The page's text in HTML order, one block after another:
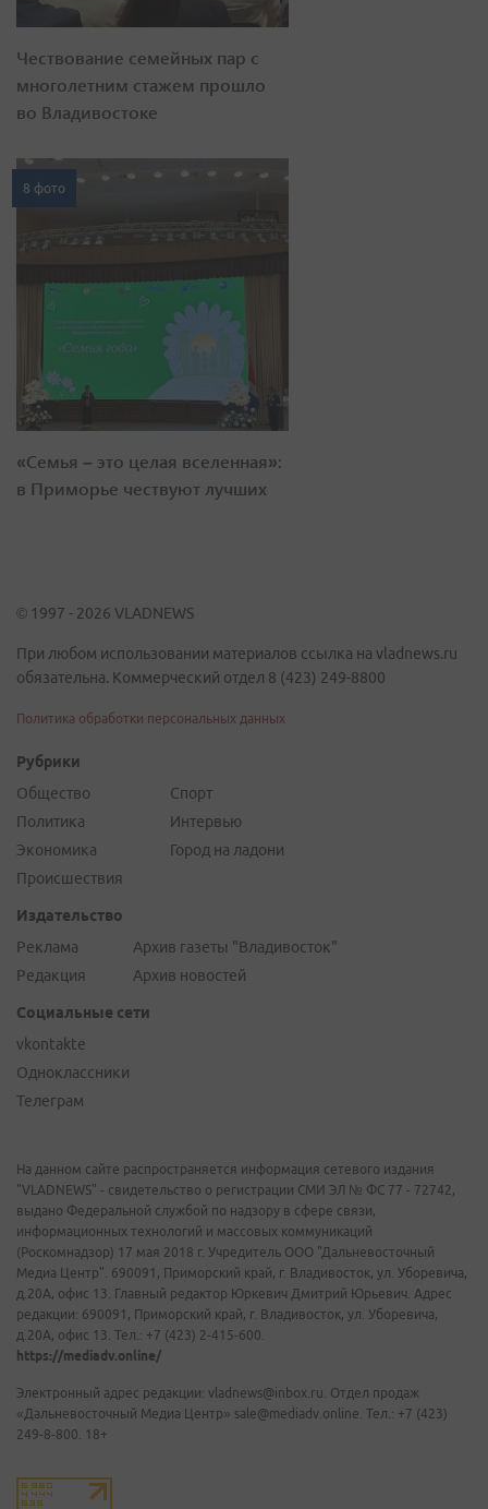
Чествование семейных пар с
многолетним стажем прошло
во Владивостоке
8 фото
«Семья – это целая вселенная»:
в Приморье чествуют лучших
© 1997 - 2026 VLADNEWS
При любом использовании материалов ссылка на vladnews.ru
обязательна. Коммерческий отдел 8 (423) 249-8800
Политика обработки персональных данных
Рубрики
Общество
Политика
Экономика
Происшествия
Спорт
Интервью
Город на ладони
Издательство
Реклама
Редакция
Архив газеты "Владивосток"
Архив новостей
Социальные сети
vkontakte
Одноклассники
Телеграм
На данном сайте распространяется информация сетевого издания
"VLADNEWS" - свидетельство о регистрации СМИ ЭЛ № ФС 77 - 72742,
выдано Федеральной службой по надзору в сфере связи,
информационных технологий и массовых коммуникаций
(Роскомнадзор) 17 мая 2018 г. Учредитель ООО "Дальневосточный
Медиа Центр". 690091, Приморский край, г. Владивосток, ул. Уборевича,
д.20А, офис 13. Главный редактор Юркевич Дмитрий Юрьевич. Адрес
редакции: 690091, Приморский край, г. Владивосток, ул. Уборевича,
д.20А, офис 13. Тел.: +7 (423) 2-415-600.
https://mediadv.online/
Электронный адрес редакции: vladnews@inbox.ru. Отдел продаж
«Дальневосточный Медиа Центр» sale@mediadv.online. Тел.: +7 (423)
249-8-800. 18+